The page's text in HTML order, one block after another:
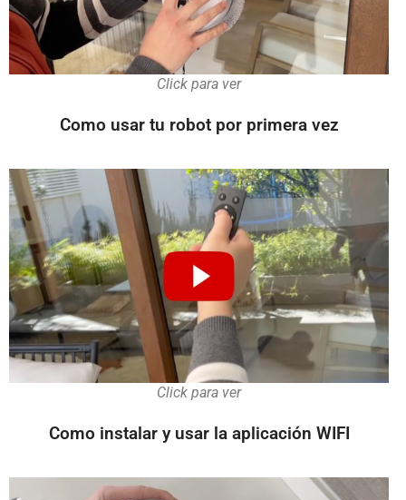
Click para ver
Como usar tu robot por primera vez
Click para ver
Como instalar y usar la aplicación WIFI